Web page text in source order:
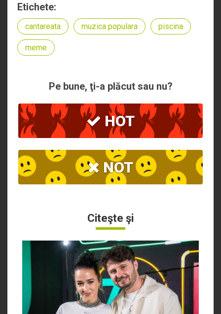
Etichete:
cantareata muzica populara piscina
meme
Pe bune, ţi-a plăcut sau nu?
HOT
NOT
Citeşte şi